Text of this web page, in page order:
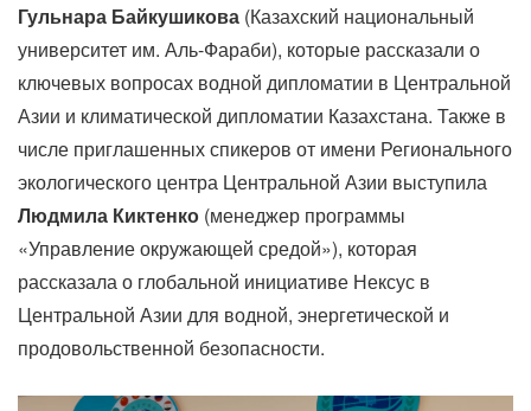
Гульнара Байкушикова (Казахский национальный
университет им. Аль-Фараби), которые рассказали о
ключевых вопросах водной дипломатии в Центральной
Азии и климатической дипломатии Казахстана. Также в
числе приглашенных спикеров от имени Регионального
экологического центра Центральной Азии выступила
Людмила Киктенко (менеджер программы
«Управление окружающей средой»), которая
рассказала о глобальной инициативе Нексус в
Центральной Азии для водной, энергетической и
продовольственной безопасности.